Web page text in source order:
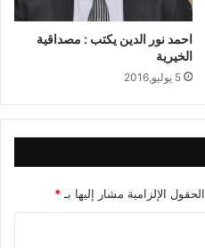
احمد نور الدين يكتب : مصداقية
الخيرية
5 يوليو,2016
الحقول الإلزامية مشار إليها بـ *